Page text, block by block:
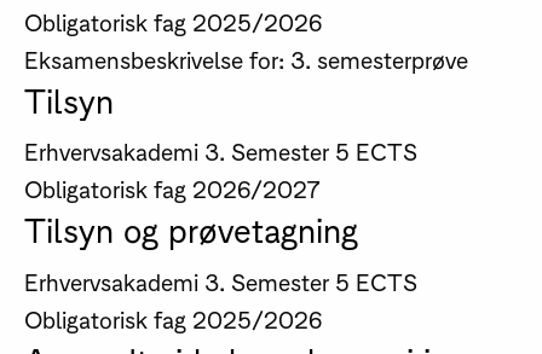
Obligatorisk fag 2025/2026
Eksamensbeskrivelse for: 3. semesterprøve
Tilsyn
Erhvervsakademi 3. Semester 5 ECTS
Obligatorisk fag 2026/2027
Tilsyn og prøvetagning
Erhvervsakademi 3. Semester 5 ECTS
Obligatorisk fag 2025/2026